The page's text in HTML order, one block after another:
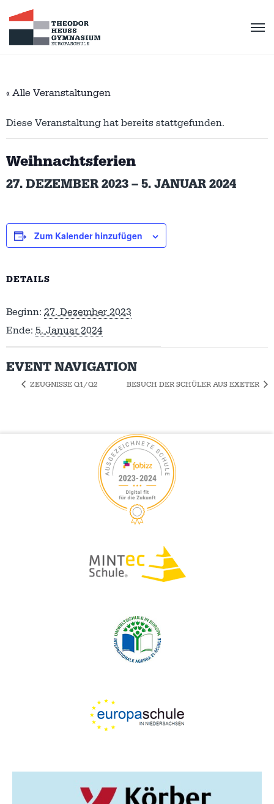
« Alle Veranstaltungen
Diese Veranstaltung hat bereits stattgefunden.
Weihnachtsferien
27. DEZEMBER 2023–5. JANUAR 2024
Zum Kalender hinzufügen
DETAILS
Beginn: 27. Dezember 2023
Ende: 5. Januar 2024
EVENT NAVIGATION
ZEUGNISSE Q1/Q2 BESUCH DER SCHÜLER AUS EXETER